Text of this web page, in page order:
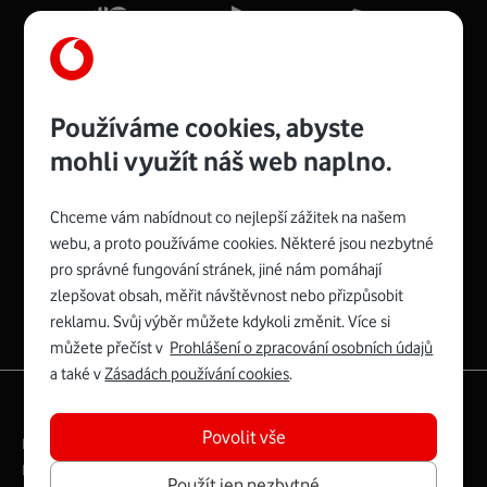
Zyxel VMG8623-T50B:
Rozměry modemu jsou 16 x 22 x 7,5 cm (včetně stojánku)
a nabízí 4 gigabitové LAN porty a bezdrátové připojení Wi-
Fi ve verzích 802.11 b/g/n/ac pro frekvenci 2,4 GHz a
Mb/s.
Více o Zyxel VMG8623-T50B
Spojte se s Vodafonem
Právní­ podmí­nky
Ochrana soukromí­
Digitální odpovědnost
Používáme cookies, abyste
mohli využít náš web naplno.
Chceme vám nabídnout co nejlepší zážitek na našem
webu, a proto používáme cookies. Některé jsou nezbytné
pro správné fungování stránek, jiné nám pomáhají
zlepšovat obsah, měřit návštěvnost nebo přizpůsobit
reklamu. Svůj výběr můžete kdykoli změnit. Více si
můžete přečíst v Prohlášení o zpracování osobních údajů
a také vZásadách používání cookies.
Povolit vše